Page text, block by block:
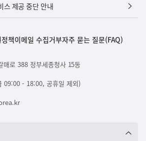
스 제공 중단 안내
책이메일 수집거부자주 묻는 질문(FAQ)
매로 388 정부세종청사 15동
- 18:00, 공휴일 제외)